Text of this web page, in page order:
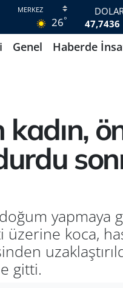
26°
47,7436
EURO
55,2510
13.779
Genel Haberde
üzerine koca,
gitti.